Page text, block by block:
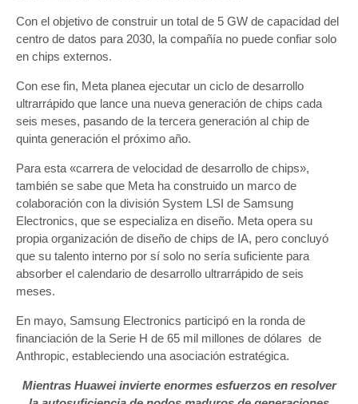
Con el objetivo de construir un total de 5 GW de capacidad del
centro de datos para 2030, la compañía no puede confiar solo
en chips externos.
Con ese fin, Meta planea ejecutar un ciclo de desarrollo
ultrarrápido que lance una nueva generación de chips cada
seis meses, pasando de la tercera generación al chip de
quinta generación el próximo año.
Para esta «carrera de velocidad de desarrollo de chips»,
también se sabe que Meta ha construido un marco de
colaboración con la división System LSI de Samsung
Electronics, que se especializa en diseño. Meta opera su
propia organización de diseño de chips de IA, pero concluyó
que su talento interno por sí solo no sería suficiente para
absorber el calendario de desarrollo ultrarrápido de seis
meses.
En mayo, Samsung Electronics participó en la ronda de
financiación de la Serie H de 65 mil millones de dólares de
Anthropic, estableciendo una asociación estratégica.
Mientras Huawei invierte enormes esfuerzos en resolver